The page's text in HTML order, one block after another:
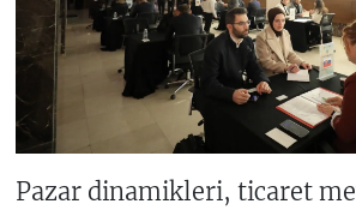
Pazar dinamikleri, ticaret